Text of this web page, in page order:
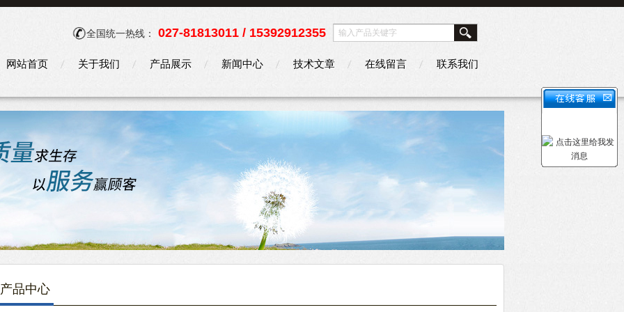
全国统一热线： 027-81813011 / 15392912355
网站首页 关于我们 产品展示 新闻中心 技术文章 在线留言 联系我们
产品中心